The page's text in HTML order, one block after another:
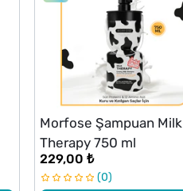
Morfose Şampuan Milk
Therapy 750 ml
229,00 ₺
0